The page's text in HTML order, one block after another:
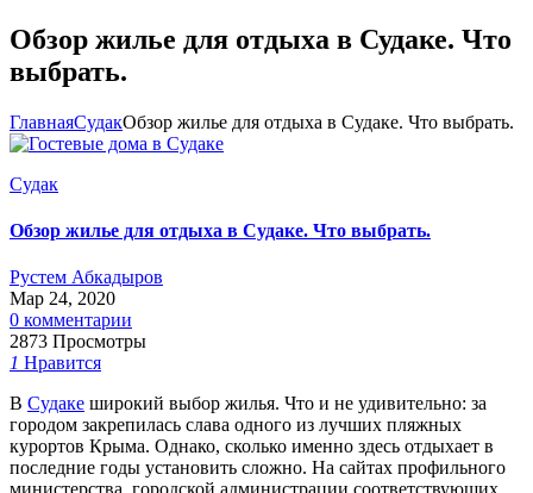
Обзор жилье для отдыха в Судаке. Что
выбрать.
ГлавнаяCудакОбзор жилье для отдыха в Судаке. Что выбрать.
Cудак
Обзор жилье для отдыха в Судаке. Что выбрать.
Рустем Абкадыров
Мар 24, 2020
0 комментарии
2873 Просмотры
1 Нравится
В Судаке широкий выбор жилья. Что и не удивительно: за
городом закрепилась слава одного из лучших пляжных
курортов Крыма. Однако, сколько именно здесь отдыхает в
последние годы установить сложно. На сайтах профильного